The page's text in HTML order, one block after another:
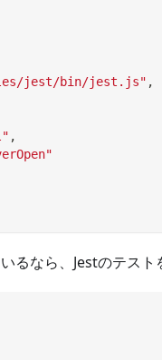
jest/bin/jest.js" ,
,
るなら、Jestのテス